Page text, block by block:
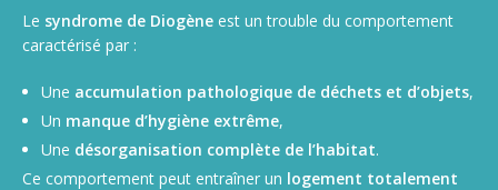
Le syndrome de Diogène est un trouble du comportement
caractérisé par :
Une accumulation pathologique de déchets et d’objets,
Un manque d’hygiène extrême,
Une désorganisation complète de l’habitat.
Ce comportement peut entraîner un logement totalement